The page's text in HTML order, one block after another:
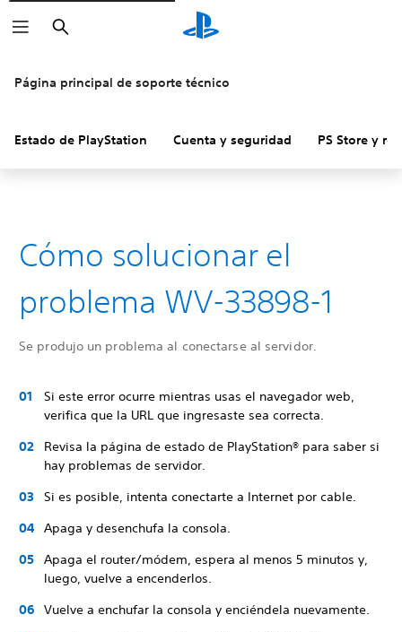
Buscar
Página principal de soporte técnico
Estado de PlayStation Cuenta y seguridad PS Store y
Cómo solucionar el
problema WV-33898-1
Se produjo un problema al conectarse al servidor.
Si este error ocurre mientras usas el navegador web,
verifica que la URL que ingresaste sea correcta.
Revisa la página de estado de PlayStation® para saber si
hay problemas de servidor.
Si es posible, intenta conectarte a Internet por cable.
Apaga y desenchufa la consola.
Apaga el router/módem, espera al menos 5 minutos y,
luego, vuelve a encenderlos.
Vuelve a enchufar la consola y enciéndela nuevamente.